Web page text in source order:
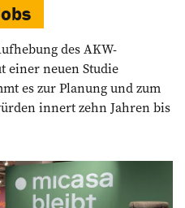
des AKW-
einer neuen Studie
es zur Planung und zum
innert zehn Jahren bis